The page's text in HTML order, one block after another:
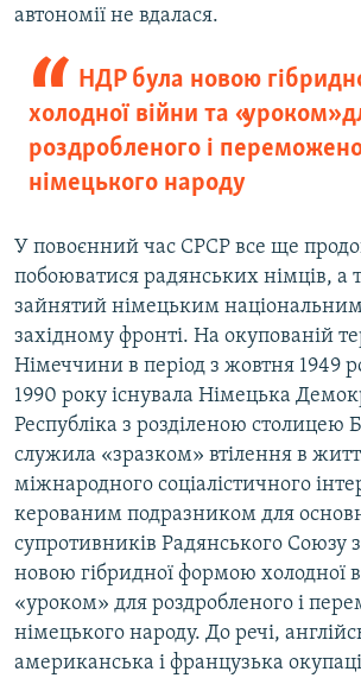
автономії не вдалася.
НДР була новою
холодної війни та «уроком»
роздробленого і
німецького народу
У повоєнний час СРСР все ще
побоюватися радянських німців, а
зайнятий німецьким
західному фронті. На окупованій
Німеччини в період з жовтня 1949
1990 року існувала Німецька
Республіка з розділеною столицею
служила «зразком» втілення в
міжнародного соціалістичного
керованим подразником для
супротивників Радянського Союзу
новою гібридної формою холодної
«уроком» для роздробленого і
німецького народу. До речі,
американська і французька